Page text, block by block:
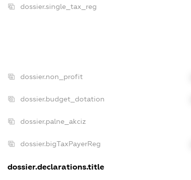
dossier.single_tax_reg
dossier.non_profit
dossier.budget_dotation
dossier.palne_akciz
dossier.bigTaxPayerReg
dossier.declarations.title